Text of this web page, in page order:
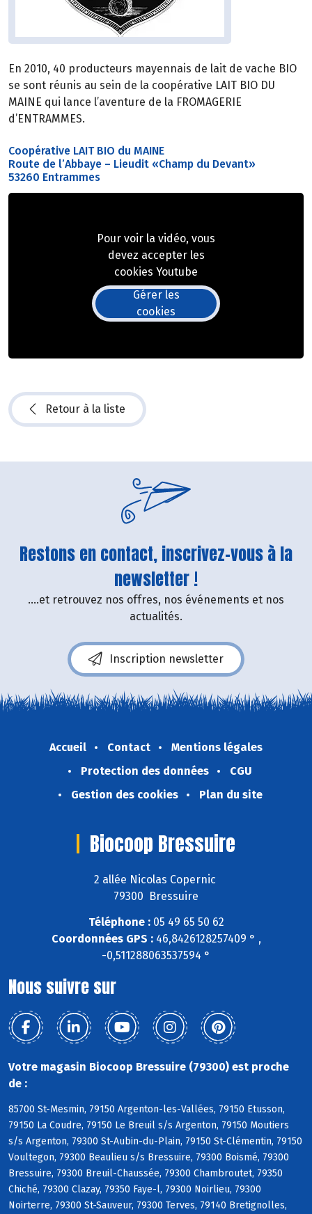
En 2010, 40 producteurs mayennais de lait de vache BIO
se sont réunis au sein de la coopérative LAIT BIO DU
MAINE qui lance l’aventure de la FROMAGERIE
d’ENTRAMMES.
Coopérative LAIT BIO du MAINE
Route de l’Abbaye – Lieudit «Champ du Devant»
53260 Entrammes
Pour voir la vidéo, vous
devez accepter les
cookies Youtube
Gérer les
cookies
Retour à la liste
Restons en contact, inscrivez-vous à la
newsletter !
....et retrouvez nos offres, nos événements et nos
actualités.
Inscription newsletter
Accueil Contact
Mentions légales
Protection des données
CGU
Gestion des cookies
Plan du site
Biocoop Bressuire
2 allée Nicolas Copernic
79300 Bressuire
Téléphone :05 49 65 50 62
Coordonnées GPS :46,8426128257409 ° ,
-0,511288063537594 °
Nous suivre sur
Votre magasin Biocoop Bressuire (79300) est proche
de :
85700 St-Mesmin, 79150 Argenton-les-Vallées, 79150 Etusson,
79150 La Coudre, 79150 Le Breuil s/s Argenton, 79150 Moutiers
s/s Argenton, 79300 St-Aubin-du-Plain, 79150 St-Clémentin, 79150
Voultegon, 79300 Beaulieu s/s Bressuire, 79300 Boismé, 79300
Bressuire, 79300 Breuil-Chaussée, 79300 Chambroutet, 79350
Chiché, 79300 Clazay, 79350 Faye-l, 79300 Noirlieu, 79300
Noirterre, 79300 St-Sauveur, 79300 Terves, 79140 Bretignolles,